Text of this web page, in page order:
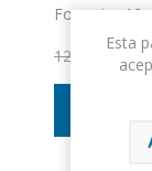
Formato: 12
12,00€ IVA
Esta